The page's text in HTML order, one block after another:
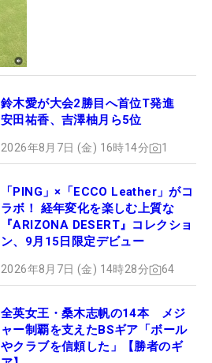
鈴木愛が大会2勝目へ首位T発進
安田祐香、吉澤柚月ら5位
2026年8月7日 (金) 16時14分 1
「PING」×「ECCO Leather」がコ
ラボ！ 経年変化を楽しむ上質な
『ARIZONA DESERT』コレクショ
ン、9月15日限定デビュー
2026年8月7日 (金) 14時28分 64
全英女王・桑木志帆の14本 メジ
ャー制覇を支えたBSギア「ボール
やクラブを信頼した」【勝者のギ